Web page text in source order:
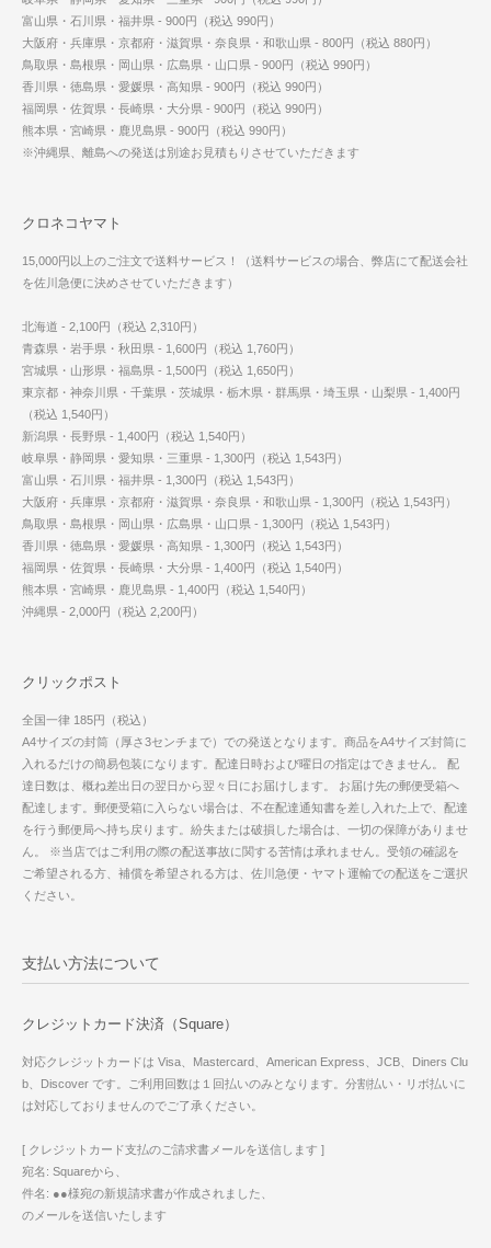
富山県・石川県・福井県 - 900円（税込 990円）
大阪府・兵庫県・京都府・滋賀県・奈良県・和歌山県 - 800円（税込 880円）
鳥取県・島根県・岡山県・広島県・山口県 - 900円（税込 990円）
香川県・徳島県・愛媛県・高知県 - 900円（税込 990円）
福岡県・佐賀県・長崎県・大分県 - 900円（税込 990円）
熊本県・宮崎県・鹿児島県 - 900円（税込 990円）
※沖縄県、離島への発送は別途お見積もりさせていただきます
クロネコヤマト
15,000円以上のご注文で送料サービス！（送料サービスの場合、弊店にて配送会社
を佐川急便に決めさせていただきます）
北海道 - 2,100円（税込 2,310円）
青森県・岩手県・秋田県 - 1,600円（税込 1,760円）
宮城県・山形県・福島県 - 1,500円（税込 1,650円）
東京都・神奈川県・千葉県・茨城県・栃木県・群馬県・埼玉県・山梨県 - 1,400円
（税込 1,540円）
新潟県・長野県 - 1,400円（税込 1,540円）
岐阜県・静岡県・愛知県・三重県 - 1,300円（税込 1,543円）
富山県・石川県・福井県 - 1,300円（税込 1,543円）
大阪府・兵庫県・京都府・滋賀県・奈良県・和歌山県 - 1,300円（税込 1,543円）
鳥取県・島根県・岡山県・広島県・山口県 - 1,300円（税込 1,543円）
香川県・徳島県・愛媛県・高知県 - 1,300円（税込 1,543円）
福岡県・佐賀県・長崎県・大分県 - 1,400円（税込 1,540円）
熊本県・宮崎県・鹿児島県 - 1,400円（税込 1,540円）
沖縄県 - 2,000円（税込 2,200円）
クリックポスト
全国一律 185円（税込）
A4サイズの封筒（厚さ3センチまで）での発送となります。商品をA4サイズ封筒に
入れるだけの簡易包装になります。配達日時および曜日の指定はできません。 配
達日数は、概ね差出日の翌日から翌々日にお届けします。 お届け先の郵便受箱へ
配達します。郵便受箱に入らない場合は、不在配達通知書を差し入れた上で、配達
を行う郵便局へ持ち戻ります。紛失または破損した場合は、一切の保障がありませ
ん。 ※当店ではご利用の際の配送事故に関する苦情は承れません。受領の確認を
ご希望される方、補償を希望される方は、佐川急便・ヤマト運輸での配送をご選択
ください。
支払い方法について
クレジットカード決済（Square）
対応クレジットカードは Visa、Mastercard、American Express、JCB、Diners Clu
b、Discover です。ご利用回数は１回払いのみとなります。分割払い・リボ払いに
は対応しておりませんのでご了承ください。
[ クレジットカード支払のご請求書メールを送信します ]
宛名: Squareから、
件名: ●●様宛の新規請求書が作成されました、
のメールを送信いたします